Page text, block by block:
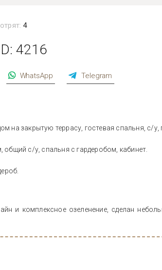
4
4216
WhatsApp Telegram
на закрытую террасу, гостевая спальня, с/у,
с/у, спальня с гардеробом, кабинет.
и комплексное озеленение, сделан